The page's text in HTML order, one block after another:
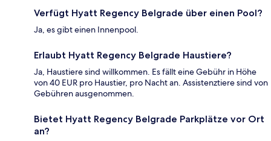
Verfügt Hyatt Regency Belgrade über einen Pool?
Ja, es gibt einen Innenpool.
Erlaubt Hyatt Regency Belgrade Haustiere?
Ja, Haustiere sind willkommen. Es fällt eine Gebühr in Höhe
von 40 EUR pro Haustier, pro Nacht an. Assistenztiere sind von
Gebühren ausgenommen.
Bietet Hyatt Regency Belgrade Parkplätze vor Ort
an?